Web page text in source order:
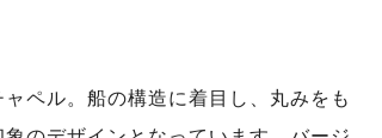
ペル。船の構造に着目し、丸みをも